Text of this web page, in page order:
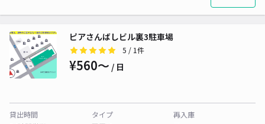
ピアさんばしビル裏3駐車場
5 / 1件
¥560〜 / 日
貸出時間
タイプ
再入庫